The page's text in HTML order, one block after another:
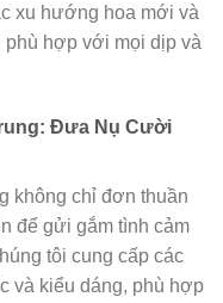
xu hướng hoa mới và
phù hợp với mọi dịp và
Đưa Nụ Cười
không chỉ đơn thuần
để gửi gắm tình cảm
tôi cung cấp các
và kiểu dáng, phù hợp